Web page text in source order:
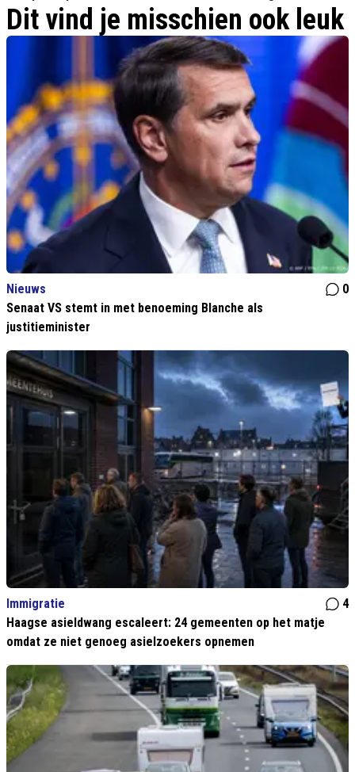
Dit vind je misschien ook leuk
Nieuws
0
Senaat VS stemt in met benoeming Blanche als
justitieminister
Immigratie
4
Haagse asieldwang escaleert: 24 gemeenten op het matje
omdat ze niet genoeg asielzoekers opnemen